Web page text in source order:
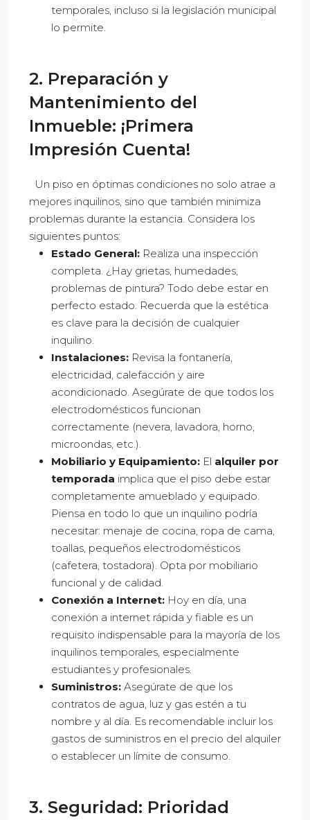
temporales, incluso si la legislación municipal
lo permite.
2. Preparación y
Mantenimiento del
Inmueble: ¡Primera
Impresión Cuenta!
Un piso en óptimas condiciones no solo atrae a
mejores inquilinos, sino que también minimiza
problemas durante la estancia. Considera los
siguientes puntos:
Estado General: Realiza una inspección
completa. ¿Hay grietas, humedades,
problemas de pintura? Todo debe estar en
perfecto estado. Recuerda que la estética
es clave para la decisión de cualquier
inquilino.
Instalaciones: Revisa la fontanería,
electricidad, calefacción y aire
acondicionado. Asegúrate de que todos los
electrodomésticos funcionan
correctamente (nevera, lavadora, horno,
microondas, etc.).
Mobiliario y Equipamiento: El alquiler por
temporada implica que el piso debe estar
completamente amueblado y equipado.
Piensa en todo lo que un inquilino podría
necesitar: menaje de cocina, ropa de cama,
toallas, pequeños electrodomésticos
(cafetera, tostadora). Opta por mobiliario
funcional y de calidad.
Conexión a Internet: Hoy en día, una
conexión a internet rápida y fiable es un
requisito indispensable para la mayoría de los
inquilinos temporales, especialmente
estudiantes y profesionales.
Suministros: Asegúrate de que los
contratos de agua, luz y gas estén a tu
nombre y al día. Es recomendable incluir los
gastos de suministros en el precio del alquiler
o establecer un límite de consumo.
3. Seguridad: Prioridad